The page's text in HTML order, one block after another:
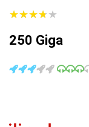
★★★★★
★★★★★
250 Giga